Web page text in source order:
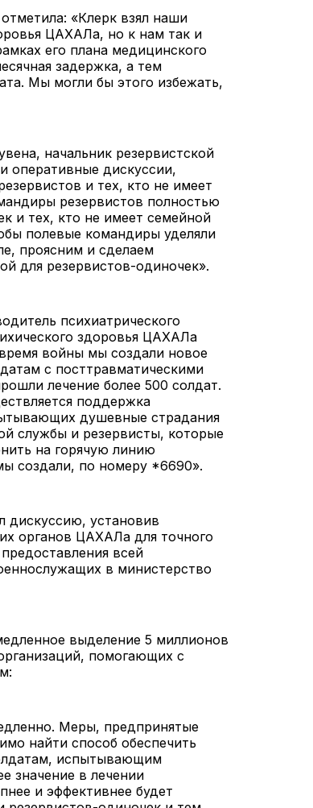
«Клерк взял наши
ЦАХАЛа, но к нам так и
его плана медицинского
задержка, а тем
Мы могли бы этого избежать,
начальник резервистской
оперативные дискуссии,
и тех, кто не имеет
резервистов полностью
и тех, кто не имеет семейной
полевые командиры уделяли
проясним и сделаем
для резервистов-одиночек».
психиатрического
здоровья ЦАХАЛа
войны мы создали новое
с посттравматическими
лечение более 500 солдат.
поддержка
душевные страдания
службы и резервисты, которые
на горячую линию
создали, по номеру *6690».
дискуссию, установив
органов ЦАХАЛа для точного
всей
в министерство
выделение 5 миллионов
помогающих с
Меры, предпринятые
найти способ обеспечить
испытывающим
значение в лечении
и эффективнее будет